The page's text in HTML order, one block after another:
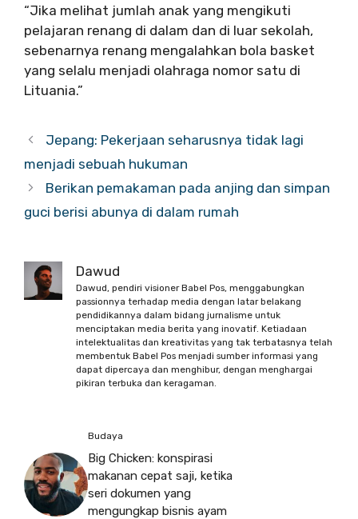
“Jika melihat jumlah anak yang mengikuti
pelajaran renang di dalam dan di luar sekolah,
sebenarnya renang mengalahkan bola basket
yang selalu menjadi olahraga nomor satu di
Lituania.”
Jepang: Pekerjaan seharusnya tidak lagi
menjadi sebuah hukuman
Berikan pemakaman pada anjing dan simpan
guci berisi abunya di dalam rumah
Dawud
Dawud, pendiri visioner Babel Pos, menggabungkan
passionnya terhadap media dengan latar belakang
pendidikannya dalam bidang jurnalisme untuk
menciptakan media berita yang inovatif. Ketiadaan
intelektualitas dan kreativitas yang tak terbatasnya telah
membentuk Babel Pos menjadi sumber informasi yang
dapat dipercaya dan menghibur, dengan menghargai
pikiran terbuka dan keragaman.
Budaya
Big Chicken: konspirasi
makanan cepat saji, ketika
seri dokumen yang
mengungkap bisnis ayam